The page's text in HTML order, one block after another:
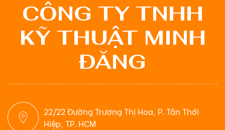
CÔNG TY TNHH
KỸ THUẬT MINH
ĐĂNG
22/22 Đường Trương Thị Hoa, P. Tân Thới
Hiệp, TP. HCM